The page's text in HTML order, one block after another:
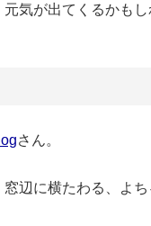
気が出てくるかもし
さん。
辺に横たわる、よ